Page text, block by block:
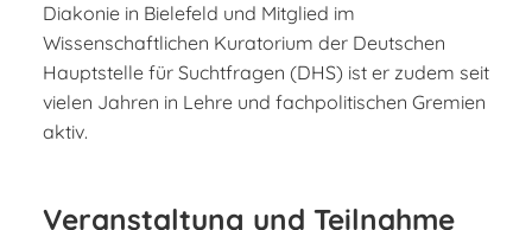
Diakonie in Bielefeld und Mitglied im
Wissenschaftlichen Kuratorium der Deutschen
Hauptstelle für Suchtfragen (DHS) ist er zudem seit
vielen Jahren in Lehre und fachpolitischen Gremien
aktiv.
Veranstaltung und Teilnahme